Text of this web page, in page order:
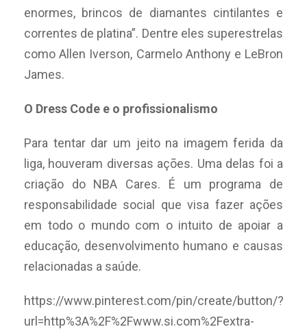
enormes, brincos de diamantes cintilantes e
correntes de platina”. Dentre eles superestrelas
como Allen Iverson, Carmelo Anthony e LeBron
James.
O Dress Code e o profissionalismo
Para tentar dar um jeito na imagem ferida da
liga, houveram diversas ações. Uma delas foi a
criação do NBA Cares. É um programa de
responsabilidade social que visa fazer ações
em todo o mundo com o intuito de apoiar a
educação, desenvolvimento humano e causas
relacionadas a saúde.
https://www.pinterest.com/pin/create/button/?
url=http%3A%2F%2Fwww.si.com%2Fextra-